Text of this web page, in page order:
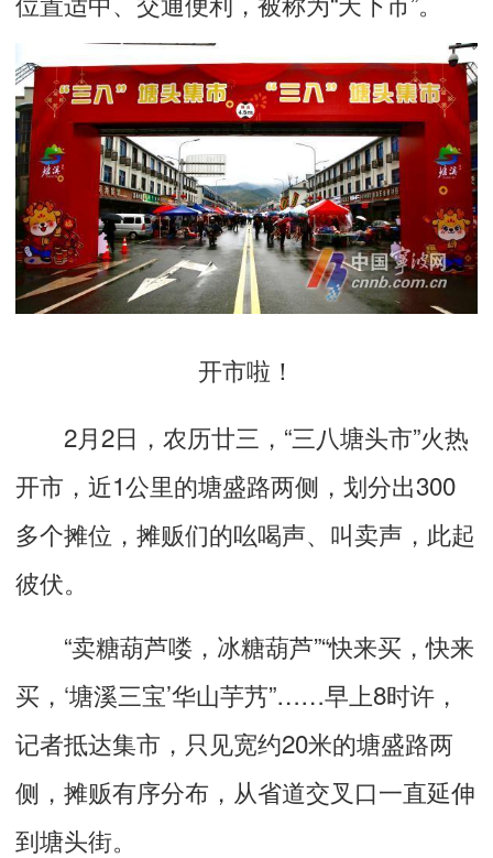
开市啦！
2月2日，农历廿三，“三八塘头市”火热
开市，近1公里的塘盛路两侧，划分出300
多个摊位，摊贩们的吆喝声、叫卖声，此起
彼伏。
“卖糖葫芦喽，冰糖葫芦”“快来买，快来
买，‘塘溪三宝’华山芋艿”……早上8时许，
记者抵达集市，只见宽约20米的塘盛路两
侧，摊贩有序分布，从省道交叉口一直延伸
到塘头街。